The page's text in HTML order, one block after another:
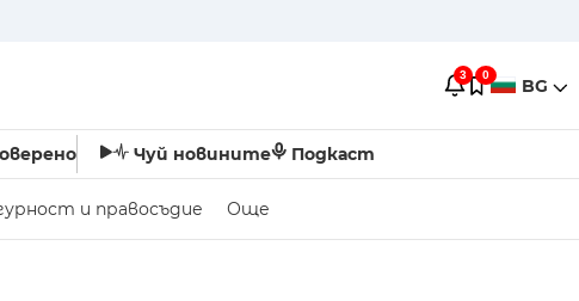
3 0 BG
Чуй новините Подкаст
и правосъдие Още